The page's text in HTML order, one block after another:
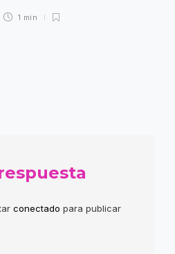
1 min
conectado para publicar